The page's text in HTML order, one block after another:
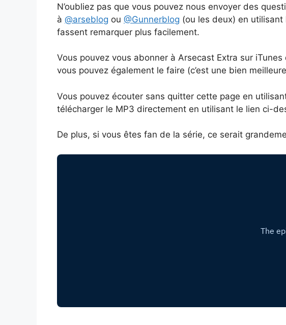
N’oubliez pas que vous pouvez nous envoyer des
à @arseblog ou @Gunnerblog (ou les deux) en utilisant
fassent remarquer plus facilement.
Vous pouvez vous abonner à Arsecast Extra sur
vous pouvez également le faire (c’est une bien
Vous pouvez écouter sans quitter cette page en
télécharger le MP3 directement en utilisant le lien ci-
De plus, si vous êtes fan de la série, ce serait